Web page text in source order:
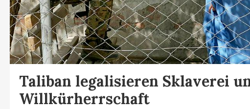
Taliban legalisieren Sklaverei
Willkürherrschaft